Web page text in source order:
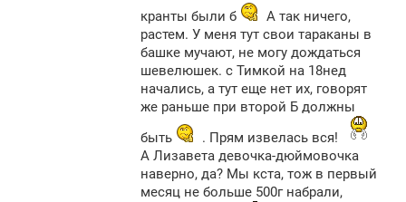
кранты были б
А так ничего,
растем. У меня тут свои тараканы в
башке мучают, не могу дождаться
шевелюшек. с Тимкой на 18нед
начались, а тут еще нет их, говорят
же раньше при второй Б должны
быть
. Прям извелась вся!
А Лизавета девочка-дюймовочка
наверно, да? Мы кста, тож в первый
месяц не больше 500г набрали,